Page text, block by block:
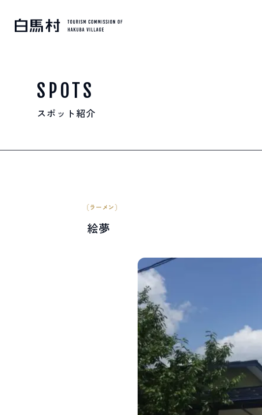
SKI RESORTS
SPOTS
LINEで 友だちになる
白馬村観光局インフォメーション
長野県北安曇郡白馬村北城5497
Snow Peak LAND STATION HAKUBA内
営業時間：9:00～17:00 定休日：無休
TEL.0261-85-4210 / FAX.0261-85-4240
SPOTS
スポット紹介
ラーメン
絵夢